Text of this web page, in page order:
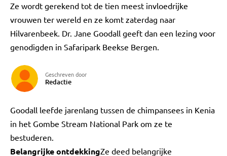
Ze wordt gerekend tot de tien meest invloedrijke
vrouwen ter wereld en ze komt zaterdag naar
Hilvarenbeek. Dr. Jane Goodall geeft dan een lezing voor
genodigden in Safaripark Beekse Bergen.
Geschreven door
Redactie
Goodall leefde jarenlang tussen de chimpansees in Kenia
in het Gombe Stream National Park om ze te
bestuderen.
Belangrijke ontdekkingZe deed belangrijke